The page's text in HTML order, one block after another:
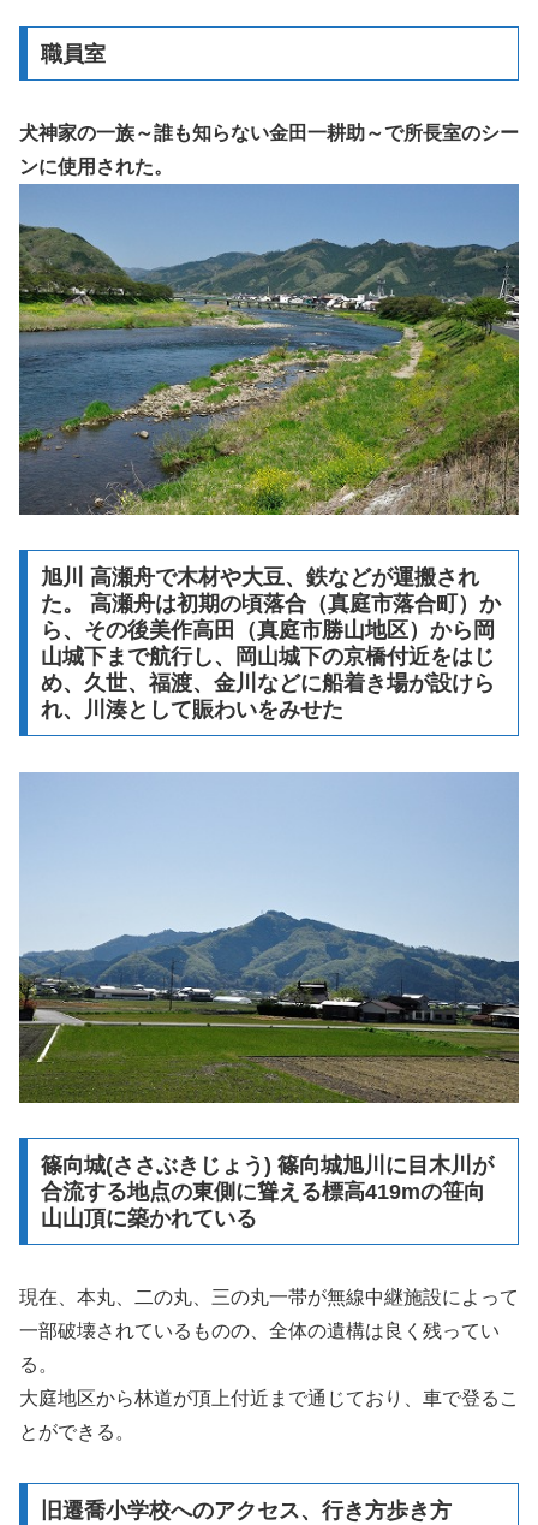
職員室
犬神家の一族～誰も知らない金田一耕助～で所長室のシー
ンに使用された。
旭川 高瀬舟で木材や大豆、鉄などが運搬され
た。 高瀬舟は初期の頃落合（真庭市落合町）か
ら、その後美作高田（真庭市勝山地区）から岡
山城下まで航行し、岡山城下の京橋付近をはじ
め、久世、福渡、金川などに船着き場が設けら
れ、川湊として賑わいをみせた
篠向城(ささぶきじょう) 篠向城旭川に目木川が
合流する地点の東側に聳える標高419mの笹向
山山頂に築かれている
現在、本丸、二の丸、三の丸一帯が無線中継施設によって
一部破壊されているものの、全体の遺構は良く残ってい
る。
大庭地区から林道が頂上付近まで通じており、車で登るこ
とができる。
旧遷喬小学校へのアクセス、行き方歩き方